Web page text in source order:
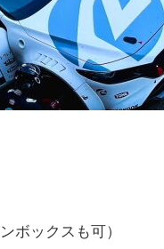
ボックスも可）